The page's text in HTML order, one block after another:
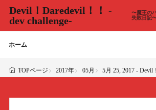
Devil！Daredevil！！ -
dev challenge-
〜魔王の
失敗日記
ホーム
TOPページ 2017年 05月 5月 25, 2017 - Devil